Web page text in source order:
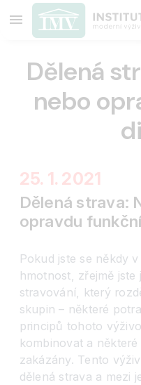
Dělená
nebo
25. 1. 2021
Dělená strava:
opravdu
Pokud jste se někdy
hmotnost, zřejmě jste
stravování, který
skupin – některé
principů tohoto
kombinovat a
zakázány. Tento
dělená strava a mezi